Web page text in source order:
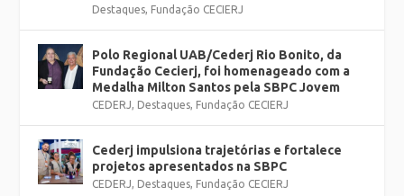
Destaques, Fundação CECIERJ
Polo Regional UAB/Cederj Rio Bonito, da
Fundação Cecierj, foi homenageado com a
Medalha Milton Santos pela SBPC Jovem
CEDERJ, Destaques, Fundação CECIERJ
Cederj impulsiona trajetórias e fortalece
projetos apresentados na SBPC
CEDERJ, Destaques, Fundação CECIERJ